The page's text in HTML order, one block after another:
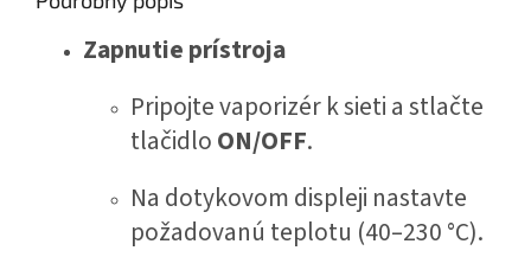
Zapnutie prístroja
Pripojte vaporizér k sieti a stlačte
tlačidloON/OFF.
Na dotykovom displeji nastavte
požadovanú teplotu (40–230 °C).